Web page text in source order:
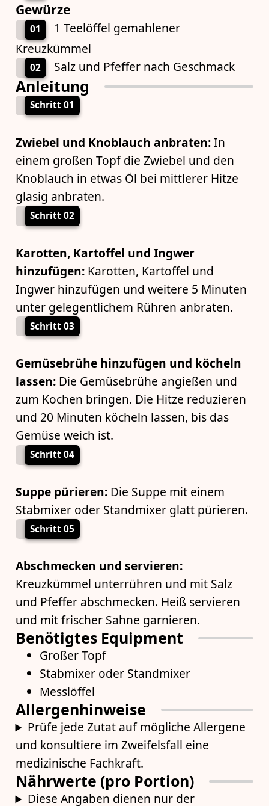
Gewürze
01
1 Teelöffel gemahlener
Kreuzkümmel
02 Salz und Pfeffer nach Geschmack
Anleitung
Schritt 01
Zwiebel und Knoblauch anbraten:In
einem großen Topf die Zwiebel und den
Knoblauch in etwas Öl bei mittlerer Hitze
glasig anbraten.
Schritt 02
Karotten, Kartoffel und Ingwer
hinzufügen:Karotten, Kartoffel und
Ingwer hinzufügen und weitere 5 Minuten
unter gelegentlichem Rühren anbraten.
Schritt 03
Gemüsebrühe hinzufügen und köcheln
lassen:Die Gemüsebrühe angießen und
zum Kochen bringen. Die Hitze reduzieren
und 20 Minuten köcheln lassen, bis das
Gemüse weich ist.
Schritt 04
Suppe pürieren:Die Suppe mit einem
Stabmixer oder Standmixer glatt pürieren.
Schritt 05
Abschmecken und servieren:
Kreuzkümmel unterrühren und mit Salz
und Pfeffer abschmecken. Heiß servieren
und mit frischer Sahne garnieren.
Benötigtes Equipment
Großer Topf
Stabmixer oder Standmixer
Messlöffel
Allergenhinweise
Prüfe jede Zutat auf mögliche Allergene
und konsultiere im Zweifelsfall eine
medizinische Fachkraft.
Nährwerte (pro Portion)
Diese Angaben dienen nur der